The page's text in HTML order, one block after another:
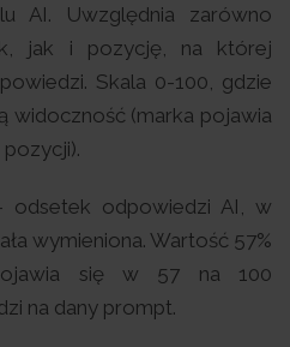
AI. Uwzględnia zarówno
jak i pozycję, na której
Skala 0-100, gdzie
widoczność (marka pojawia
odsetek odpowiedzi AI, w
wymieniona. Wartość 57%
się w 57 na 100
na dany prompt.